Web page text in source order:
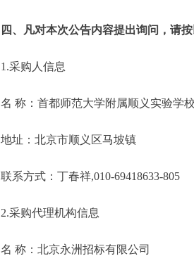
四、凡对本次公告内容提出询问，请按
1.采购人信息
名 称：首都师范大学附属顺义
地址：北京市顺义区马
联系方式：丁春祥,010-
2.采购代理机构信息
名 称：北京永洲招